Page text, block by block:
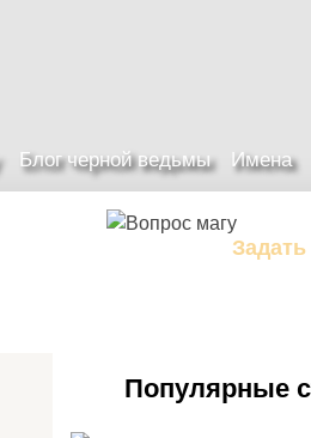
Блог черной ведьмы Имена
Популярные